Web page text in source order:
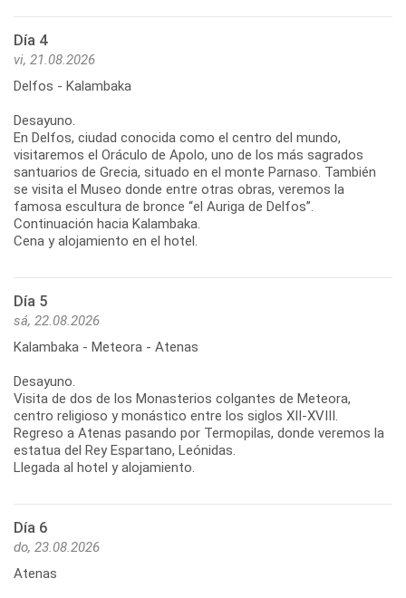
Día 4
vi, 21.08.2026
Delfos - Kalambaka
Desayuno.
En Delfos, ciudad conocida como el centro del mundo,
visitaremos el Oráculo de Apolo, uno de los más sagrados
santuarios de Grecia, situado en el monte Parnaso. También
se visita el Museo donde entre otras obras, veremos la
famosa escultura de bronce “el Auriga de Delfos”.
Continuación hacia Kalambaka.
Cena y alojamiento en el hotel.
Día 5
sá, 22.08.2026
Kalambaka - Meteora - Atenas
Desayuno.
Visita de dos de los Monasterios colgantes de Meteora,
centro religioso y monástico entre los siglos XII-XVIII.
Regreso a Atenas pasando por Termopilas, donde veremos la
estatua del Rey Espartano, Leónidas.
Llegada al hotel y alojamiento.
Día 6
do, 23.08.2026
Atenas